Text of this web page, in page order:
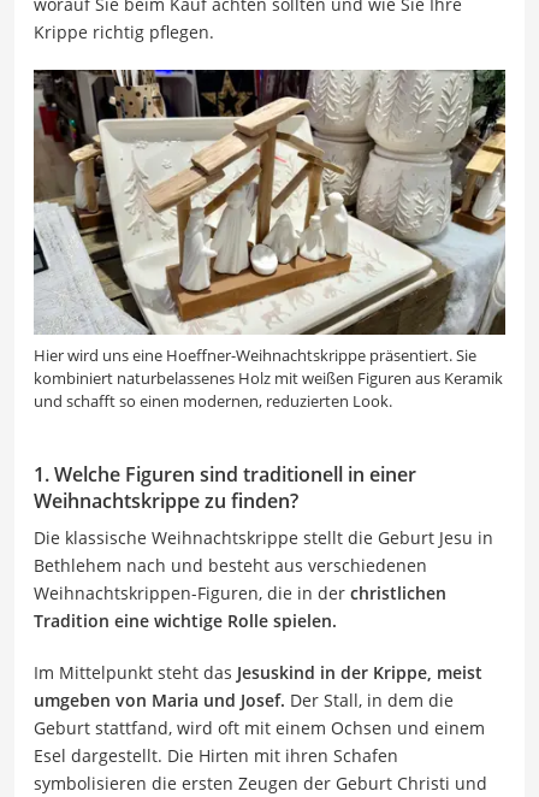
Krippe richtig pflegen.
Hier wird uns eine Hoeffner-Weihnachtskrippe präsentiert. Sie
kombiniert naturbelassenes Holz mit weißen Figuren aus Keramik
und schafft so einen modernen, reduzierten Look.
1. Welche Figuren sind traditionell in einer
Weihnachtskrippe zu finden?
Die klassische Weihnachtskrippe stellt die Geburt Jesu in
Bethlehem nach und besteht aus verschiedenen
Weihnachtskrippen-Figuren, die in der christlichen
Tradition eine wichtige Rolle spielen.
Im Mittelpunkt steht das Jesuskind in der Krippe, meist
umgeben von Maria und Josef. Der Stall, in dem die
Geburt stattfand, wird oft mit einem Ochsen und einem
Esel dargestellt. Die Hirten mit ihren Schafen
symbolisieren die ersten Zeugen der Geburt Christi und